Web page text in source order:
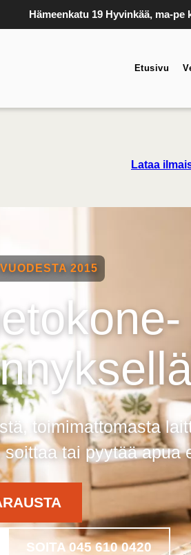
Hämeenkatu 19 Hyvinkää, ma-pe
Etusivu
Lataa
2015
toimimattomasta
tai pyytää
SOITA 045 610 0420